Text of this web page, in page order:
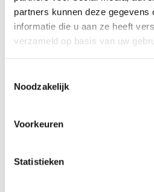
partners kunnen deze gegevens
informatie die u aan ze heeft
verzameld op basis van uw
Noodzakelijk
Voorkeuren
Statistieken
MA 7 SEPTEMBER 2026 -
Pittsburgh